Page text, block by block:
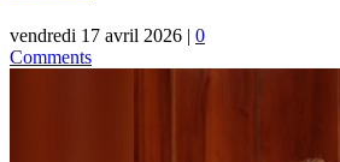
vendredi 17 avril 2026 | 0
Comments